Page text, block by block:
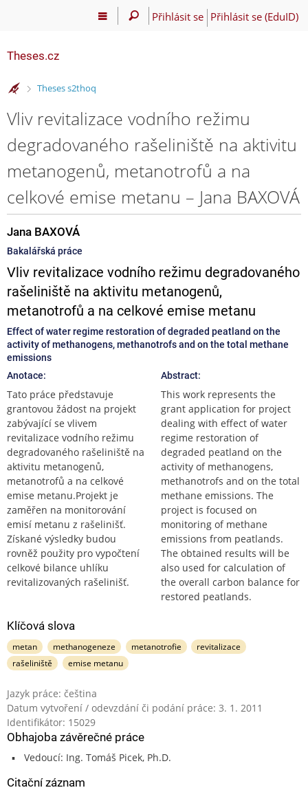
Přihlásit se Přihlásit se (EduID)
Theses.cz
>
Theses s2thoq
Vliv revitalizace vodního režimu
degradovaného rašeliniště na aktivitu
metanogenů, metanotrofů a na
celkové emise metanu – Jana BAXOVÁ
Jana BAXOVÁ
Bakalářská práce
Vliv revitalizace vodního režimu degradovaného
rašeliniště na aktivitu metanogenů,
metanotrofů a na celkové emise metanu
Effect of water regime restoration of degraded peatland on the
activity of methanogens, methanotrofs and on the total methane
emissions
Anotace:
Tato práce představuje
grantovou žádost na projekt
zabývající se vlivem
revitalizace vodního režimu
degradovaného rašeliniště na
aktivitu metanogenů,
metanotrofů a na celkové
emise metanu.Projekt je
zaměřen na monitorování
emisí metanu z rašelinišť.
Získané výsledky budou
rovněž použity pro vypočtení
celkové bilance uhlíku
revitalizovaných rašelinišť.
Abstract:
This work represents the
grant application for project
dealing with effect of water
regime restoration of
degraded peatland on the
activity of methanogens,
methanotrofs and on the total
methane emissions. The
project is focused on
monitoring of methane
emissions from peatlands.
The obtained results will be
also used for calculation of
the overall carbon balance for
restored peatlands.
Klíčová slova
metan methanogeneze metanotrofie
revitalizace
rašeliniště
emise metanu
Jazyk práce: čeština
Datum vytvoření / odevzdání či podání práce: 3. 1. 2011
Identifikátor: 15029
Obhajoba závěrečné práce
Vedoucí: Ing. Tomáš Picek, Ph.D.
Citační záznam